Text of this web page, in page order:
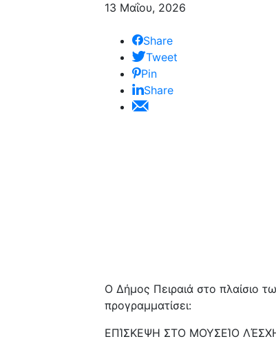
13 Μαΐου, 2026
Share
Tweet
Pin
Share
Ο Δήμος Πειραιά στο πλαίσιο
προγραμματίσει:
ΕΠΊΣΚΕΨΗ ΣΤΟ ΜΟΥΣΕΊΟ